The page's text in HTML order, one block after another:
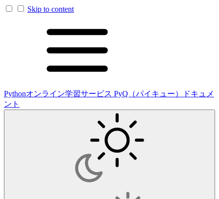
Skip to content
Pythonオンライン学習サービス PyQ（パイキュー）ドキュメ
ント